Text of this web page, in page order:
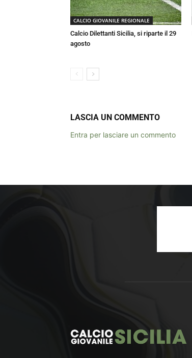
CALCIO GIOVANILE REGIONALE
Calcio Dilettanti Sicilia, si riparte il 29
agosto
LASCIA UN COMMENTO
Entra per lasciare un commento